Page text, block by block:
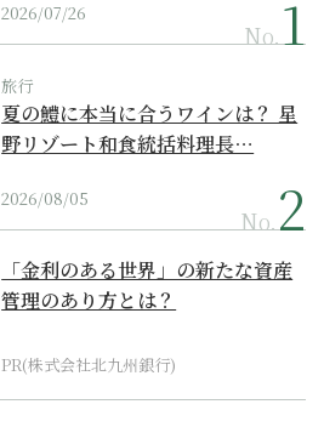
2026/07/26
No.
旅行
夏の鱧に本当に合うワインは？ 星
野リゾート和食統括料理長…
2026/08/05
No.
「金利のある世界」の新たな資産
管理のあり方とは？
PR(株式会社北九州銀行)